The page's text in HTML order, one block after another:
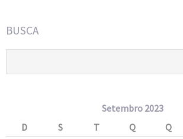
BUSCA
Setembro 2023
D
S T Q Q